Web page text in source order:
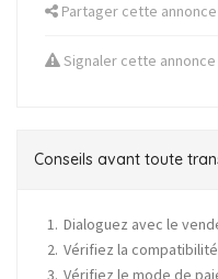
Partager cette annonce
Signaler cette annonce
Conseils avant toute
Dialoguez avec le
Vérifiez la
Vérifiez le mode de